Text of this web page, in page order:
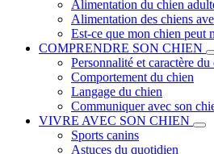
Alimentation du chien
Alimentation des chiens
Est-ce que mon chien peut
COMPRENDRE SON CHIEN
Personnalité et caractère du
Comportement du chien
Langage du chien
Communiquer avec son
VIVRE AVEC SON CHIEN
Sports canins
Astuces du quotidien